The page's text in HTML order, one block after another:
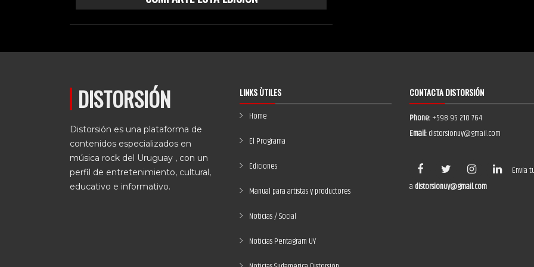
DISTORSIÓN
Distorsión es una plataforma de
contenidos especializados en
música rock del Uruguay , con un
perfil de entretenimiento, cultural,
educativo e informativo.
LINKS ÙTILES
Home
El Programa
Ediciones
Manual para artistas y productores
Noticias / Social
Noticias Pentagram UY
CONTACTA DISTORSIÓN
Phone:+598 95 210 764
Email:distorsionuy@gmail.com
Envía
a distorsionuy@gmail.com